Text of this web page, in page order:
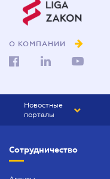
О КОМПАНИИ
Новостные
порталы
БИЗНЕС
Сотрудничество